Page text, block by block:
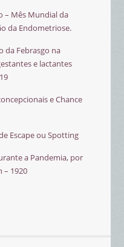
– Mês Mundial da
da Endometriose.
da Febrasgo na
e lactantes
e Chance
Escape ou Spotting
a Pandemia, por
– 1920